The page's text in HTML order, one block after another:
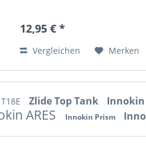
12,95 € *
Vergleichen Merken
Zlide Top Tank Innokin
ARES Innokin Prism